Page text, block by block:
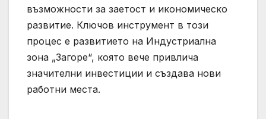
възможности за заетост и икономическо
развитие. Ключов инструмент в този
процес е развитието на Индустриална
зона „Загоре“, която вече привлича
значителни инвестиции и създава нови
работни места.